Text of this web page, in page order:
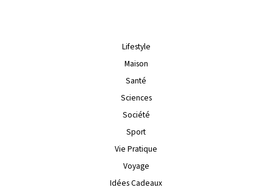
Lifestyle
Maison
Santé
Sciences
Société
Sport
Vie Pratique
Voyage
Idées Cadeaux